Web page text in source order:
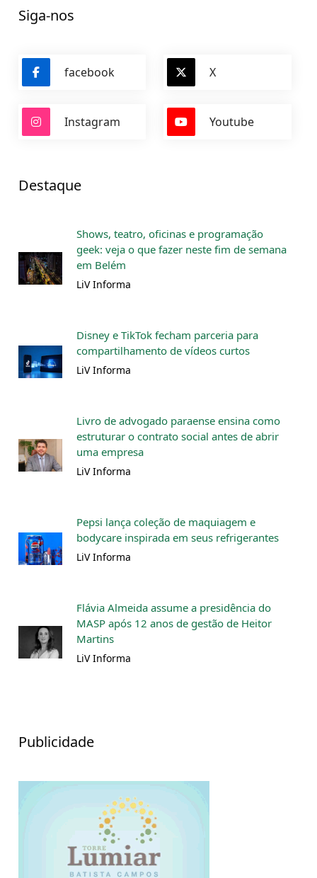
Siga-nos
facebook X
Instagram Youtube
Destaque
Shows, teatro, oficinas e programação
geek: veja o que fazer neste fim de semana
em Belém
LiV Informa
Disney e TikTok fecham parceria para
compartilhamento de vídeos curtos
LiV Informa
Livro de advogado paraense ensina como
estruturar o contrato social antes de abrir
uma empresa
LiV Informa
Pepsi lança coleção de maquiagem e
bodycare inspirada em seus refrigerantes
LiV Informa
Flávia Almeida assume a presidência do
MASP após 12 anos de gestão de Heitor
Martins
LiV Informa
Publicidade